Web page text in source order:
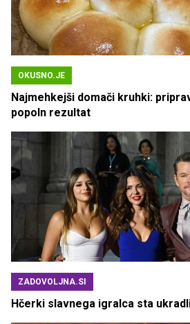
OKUSNO.JE
Najmehkejši domači kruhki:
popoln rezultat
ZADOVOLJNA.SI
Hčerki slavnega igralca sta